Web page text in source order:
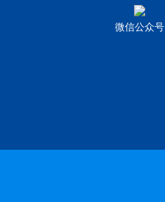
微信公众号